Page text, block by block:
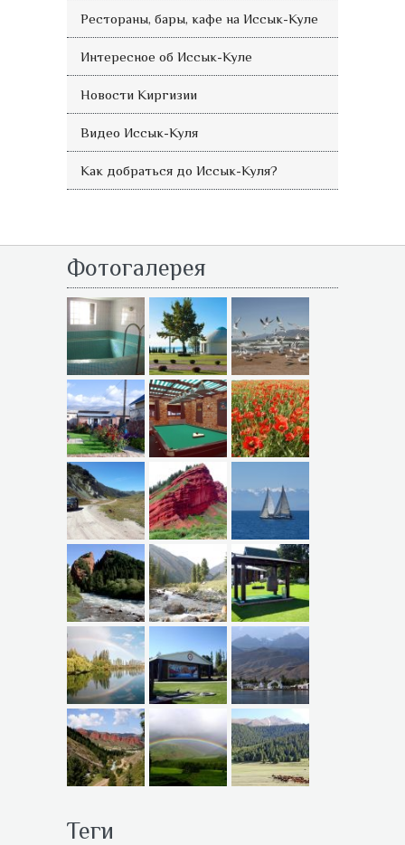
Рестораны, бары, кафе на Иссык-Куле
Интересное об Иссык-Куле
Новости Киргизии
Видео Иссык-Куля
Как добраться до Иссык-Куля?
Фотогалерея
Теги